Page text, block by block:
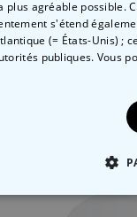
plus agréable possible.
s'étend
(= États-Unis) ;
publiques. Vous